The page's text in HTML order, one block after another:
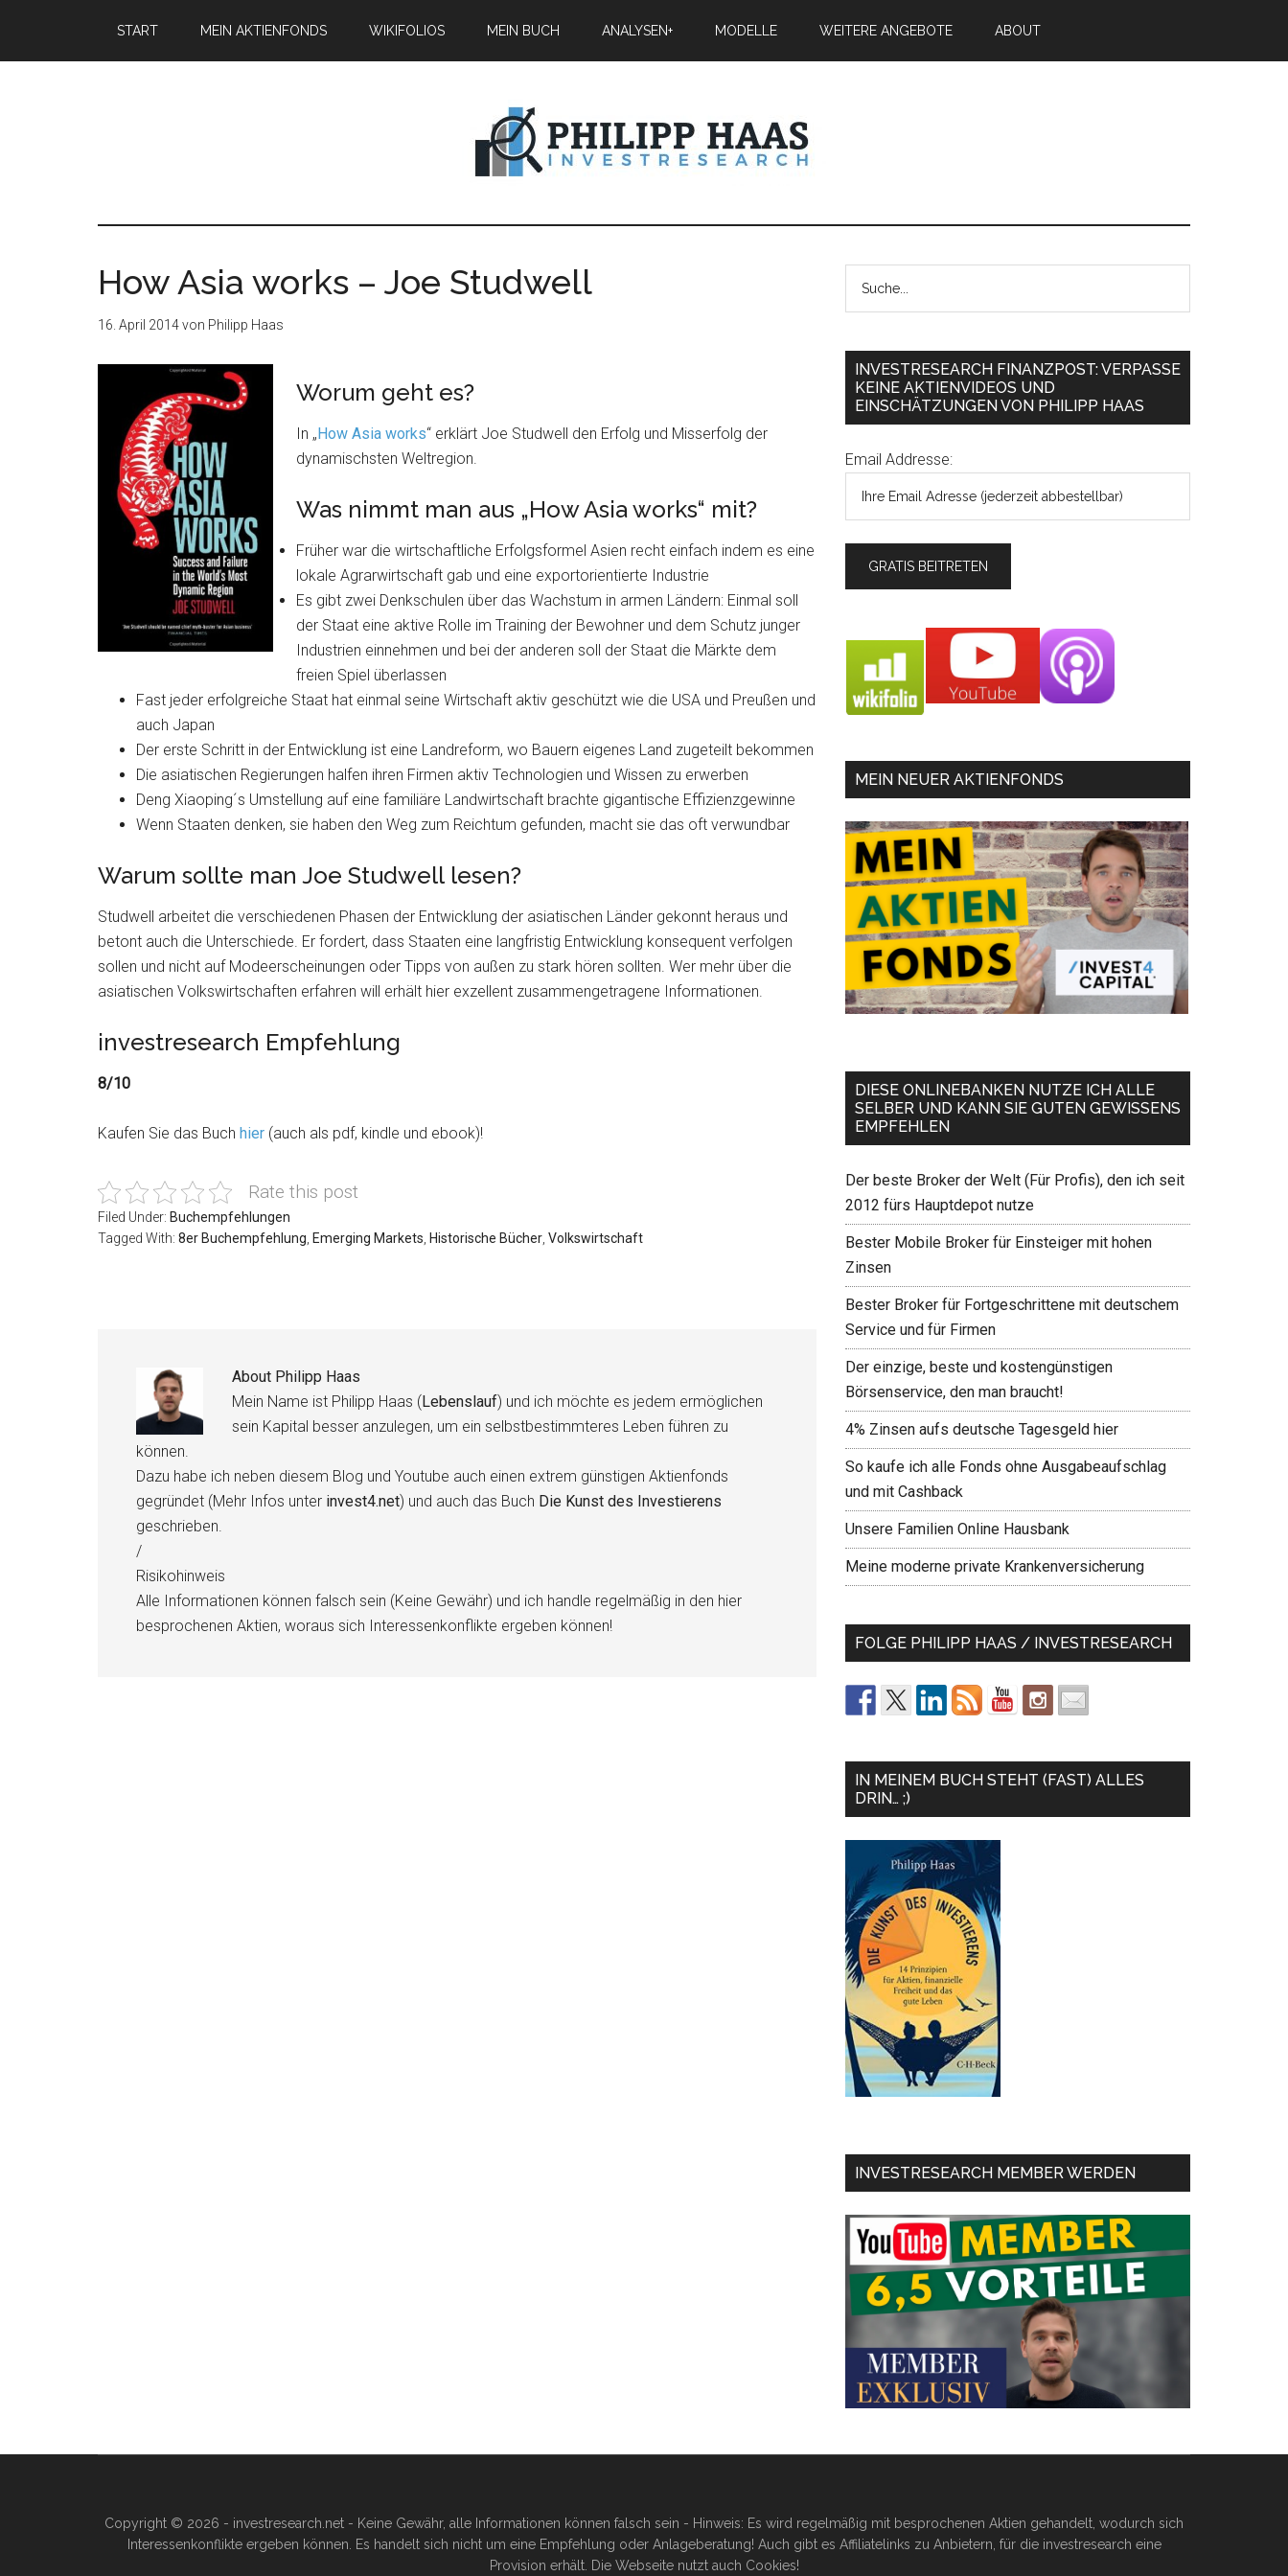
START MEIN AKTIENFONDS WIKIFOLIOS MEIN BUCH ANALYSEN+ MODELLE WEITERE ANGEBOTE ABOUT
How Asia works – Joe Studwell
16. April 2014von Philipp Haas
Worum geht es?
In „How Asia works“ erklärt Joe Studwell den Erfolg und Misserfolg der
dynamischsten Weltregion.
Was nimmt man aus „How Asia works“ mit?
Früher war die wirtschaftliche Erfolgsformel Asien recht einfach indem es eine
lokale Agrarwirtschaft gab und eine exportorientierte Industrie
Es gibt zwei Denkschulen über das Wachstum in armen Ländern: Einmal soll
der Staat eine aktive Rolle im Training der Bewohner und dem Schutz junger
Industrien einnehmen und bei der anderen soll der Staat die Märkte dem
freien Spiel überlassen
Fast jeder erfolgreiche Staat hat einmal seine Wirtschaft aktiv geschützt wie die USA und Preußen und
auch Japan
Der erste Schritt in der Entwicklung ist eine Landreform, wo Bauern eigenes Land zugeteilt bekommen
Die asiatischen Regierungen halfen ihren Firmen aktiv Technologien und Wissen zu erwerben
Deng Xiaoping´s Umstellung auf eine familiäre Landwirtschaft brachte gigantische Effizienzgewinne
Wenn Staaten denken, sie haben den Weg zum Reichtum gefunden, macht sie das oft verwundbar
Warum sollte man Joe Studwell lesen?
Studwell arbeitet die verschiedenen Phasen der Entwicklung der asiatischen Länder gekonnt heraus und
betont auch die Unterschiede. Er fordert, dass Staaten eine langfristig Entwicklung konsequent verfolgen
sollen und nicht auf Modeerscheinungen oder Tipps von außen zu stark hören sollten. Wer mehr über die
asiatischen Volkswirtschaften erfahren will erhält hier exzellent zusammengetragene Informationen.
investresearch Empfehlung
8/10
Kaufen Sie das Buch hier (auch als pdf, kindle und ebook)!
Rate this post
Filed Under: Buchempfehlungen
Tagged With: 8er Buchempfehlung Emerging Markets Historische Bücher Volkswirtschaft
About Philipp Haas
Mein Name ist Philipp Haas (Lebenslauf) und ich möchte es jedem ermöglichen
sein Kapital besser anzulegen, um ein selbstbestimmteres Leben führen zu
können.
Dazu habe ich neben diesem Blog und Youtube auch einen extrem günstigen Aktienfonds
gegründet (Mehr Infos unter invest4.net) und auch das Buch Die Kunst des Investierens
geschrieben.
/
Risikohinweis
Alle Informationen können falsch sein (Keine Gewähr) und ich handle regelmäßig in den hier
besprochenen Aktien, woraus sich Interessenkonflikte ergeben können!
INVESTRESEARCH FINANZPOST: VERPASSE
KEINE AKTIENVIDEOS UND
EINSCHÄTZUNGEN VON PHILIPP HAAS
Email Addresse:
MEIN NEUER AKTIENFONDS
DIESE ONLINEBANKEN NUTZE ICH ALLE
SELBER UND KANN SIE GUTEN GEWISSENS
EMPFEHLEN
Der beste Broker der Welt (Für Profis), den ich seit
2012 fürs Hauptdepot nutze
Bester Mobile Broker für Einsteiger mit hohen
Zinsen
Bester Broker für Fortgeschrittene mit deutschem
Service und für Firmen
Der einzige, beste und kostengünstigen
Börsenservice, den man braucht!
4% Zinsen aufs deutsche Tagesgeld hier
So kaufe ich alle Fonds ohne Ausgabeaufschlag
und mit Cashback
Unsere Familien Online Hausbank
Meine moderne private Krankenversicherung
FOLGE PHILIPP HAAS / INVESTRESEARCH
IN MEINEM BUCH STEHT (FAST) ALLES
DRIN… ;)
INVESTRESEARCH MEMBER WERDEN
Copyright © 2026 - investresearch.net - Keine Gewähr, alle Informationen können falsch sein - Hinweis: Es wird regelmäßig mit besprochenen Aktien gehandelt, wodurch sich
Interessenkonflikte ergeben können. Es handelt sich nicht um eine Empfehlung oder Anlageberatung! Auch gibt es Affiliatelinks zu Anbietern, für die investresearch eine
Provision erhält. Die Webseite nutzt auch Cookies!